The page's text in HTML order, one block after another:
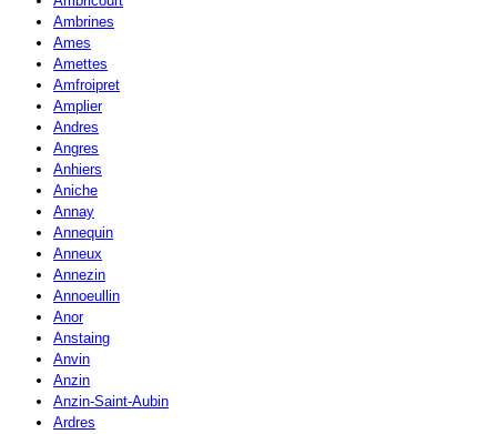
Ambrines
Ames
Amettes
Amfroipret
Amplier
Andres
Angres
Anhiers
Aniche
Annay
Annequin
Anneux
Annezin
Annoeullin
Anor
Anstaing
Anvin
Anzin
Anzin-Saint-Aubin
Ardres